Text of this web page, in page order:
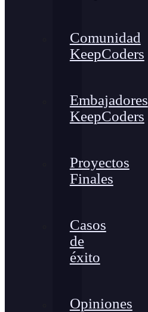
Comunidad
KeepCoders
Embajadores
KeepCoders
Proyectos
Finales
Casos
de
éxito
Opiniones